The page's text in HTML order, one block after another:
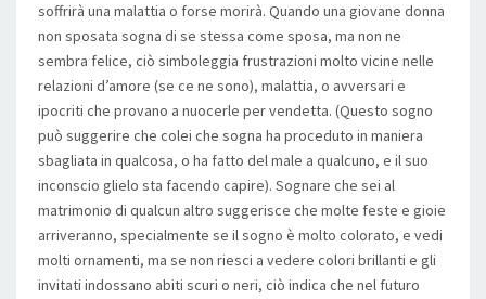
soffrirà una malattia o forse morirà. Quando una giovane donna
non sposata sogna di se stessa come sposa, ma non ne
sembra felice, ciò simboleggia frustrazioni molto vicine nelle
relazioni d’amore (se ce ne sono), malattia, o avversari e
ipocriti che provano a nuocerle per vendetta. (Questo sogno
può suggerire che colei che sogna ha proceduto in maniera
sbagliata in qualcosa, o ha fatto del male a qualcuno, e il suo
inconscio glielo sta facendo capire). Sognare che sei al
matrimonio di qualcun altro suggerisce che molte feste e gioie
arriveranno, specialmente se il sogno è molto colorato, e vedi
molti ornamenti, ma se non riesci a vedere colori brillanti e gli
invitati indossano abiti scuri o neri, ciò indica che nel futuro